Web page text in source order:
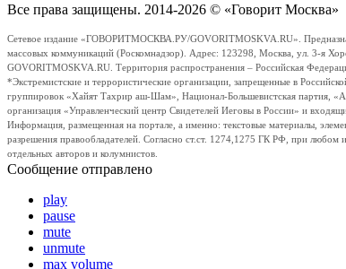
Все права защищены. 2014-2026 © «Говорит Москва»
Сетевое издание «ГОВОРИТМОСКВА.РУ/GOVORITMOSKVA.RU».
массовых коммуникаций (Роскомнадзор). Адрес: 123298, Москва, ул. 3-я
GOVORITMOSKVA.RU. Территория распространения – Российская
*Экстремистские и террористические организации, запрещенные в
группировок «Хайят Тахрир аш-Шам», Национал-Большевистская партия,
организация «Управленческий центр Свидетелей Иеговы в России» и
Информация, размещенная на портале, а именно: текстовые материалы,
разрешения правообладателей. Согласно ст.ст. 1274,1275 ГК РФ, при любом
отдельных авторов и колумнистов.
Сообщение отправлено
play
pause
mute
unmute
max volume